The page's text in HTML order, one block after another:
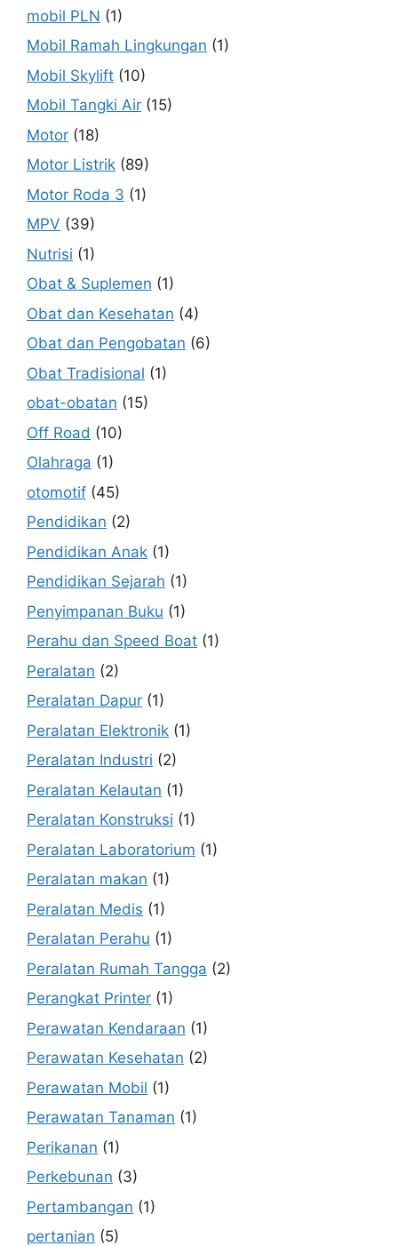
mobil PLN (1)
Mobil Ramah Lingkungan (1)
Mobil Skylift (10)
Mobil Tangki Air (15)
Motor (18)
Motor Listrik (89)
Motor Roda 3 (1)
MPV (39)
Nutrisi (1)
Obat & Suplemen (1)
Obat dan Kesehatan (4)
Obat dan Pengobatan (6)
Obat Tradisional (1)
obat-obatan (15)
Off Road (10)
Olahraga (1)
otomotif (45)
Pendidikan (2)
Pendidikan Anak (1)
Pendidikan Sejarah (1)
Penyimpanan Buku (1)
Perahu dan Speed Boat (1)
Peralatan (2)
Peralatan Dapur (1)
Peralatan Elektronik (1)
Peralatan Industri (2)
Peralatan Kelautan (1)
Peralatan Konstruksi (1)
Peralatan Laboratorium (1)
Peralatan makan (1)
Peralatan Medis (1)
Peralatan Perahu (1)
Peralatan Rumah Tangga (2)
Perangkat Printer (1)
Perawatan Kendaraan (1)
Perawatan Kesehatan (2)
Perawatan Mobil (1)
Perawatan Tanaman (1)
Perikanan (1)
Perkebunan (3)
Pertambangan (1)
pertanian (5)